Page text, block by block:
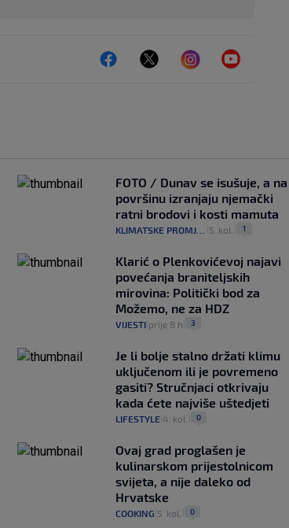
FOTO / Dunav se isušuje, a na
površinu izranjaju njemački
ratni brodovi i kosti mamuta
KLIMATSKE PROMJENE 5. kol. 1
Klarić o Plenkovićevoj najavi
povećanja braniteljskih
mirovina: Politički bod za
Možemo, ne za HDZ
VIJESTI| prije 8 h 3
Je li bolje stalno držati klimu
uključenom ili je povremeno
gasiti? Stručnjaci otkrivaju
kada ćete najviše uštedjeti
LIFESTYLE| 4. kol. 0
Ovaj grad proglašen je
kulinarskom prijestolnicom
svijeta, a nije daleko od
Hrvatske
COOKING 5. kol. 0